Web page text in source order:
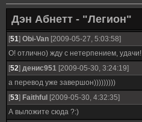
Дэн Абнетт - "Легион"
[51] Obi-Van [2009-05-27, 5:03:58]
О! отлично) жду с нетерпением, удачи!
[52] денис951 [2009-05-30, 3:24:19]
а перевод уже завершон)))))))))
[53] Faithful [2009-05-30, 4:32:35]
А выложите сюда ?:)